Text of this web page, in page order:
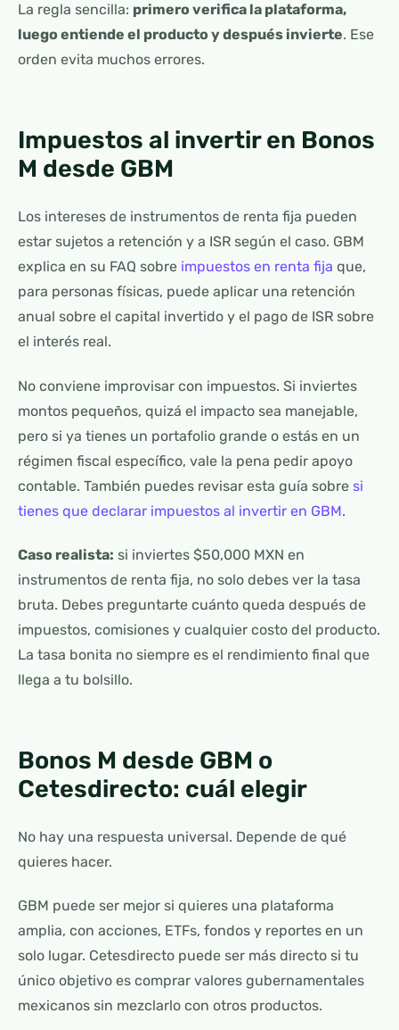
La regla sencilla: primero verifica la plataforma,
luego entiende el producto y después invierte. Ese
orden evita muchos errores.
Impuestos al invertir en Bonos
M desde GBM
Los intereses de instrumentos de renta fija pueden
estar sujetos a retención y a ISR según el caso. GBM
explica en su FAQ sobre impuestos en renta fija que,
para personas físicas, puede aplicar una retención
anual sobre el capital invertido y el pago de ISR sobre
el interés real.
No conviene improvisar con impuestos. Si inviertes
montos pequeños, quizá el impacto sea manejable,
pero si ya tienes un portafolio grande o estás en un
régimen fiscal específico, vale la pena pedir apoyo
contable. También puedes revisar esta guía sobre si
tienes que declarar impuestos al invertir en GBM.
Caso realista: si inviertes $50,000 MXN en
instrumentos de renta fija, no solo debes ver la tasa
bruta. Debes preguntarte cuánto queda después de
impuestos, comisiones y cualquier costo del producto.
La tasa bonita no siempre es el rendimiento final que
llega a tu bolsillo.
Bonos M desde GBM o
Cetesdirecto: cuál elegir
No hay una respuesta universal. Depende de qué
quieres hacer.
GBM puede ser mejor si quieres una plataforma
amplia, con acciones, ETFs, fondos y reportes en un
solo lugar. Cetesdirecto puede ser más directo si tu
único objetivo es comprar valores gubernamentales
mexicanos sin mezclarlo con otros productos.